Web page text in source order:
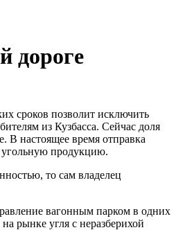
дороге
сроков позволит исключить
из Кузбасса. Сейчас доля
В настоящее время отправка
угольную продукцию.
то сам владелец
вагонным парком в одних
рынке угля с неразберихой